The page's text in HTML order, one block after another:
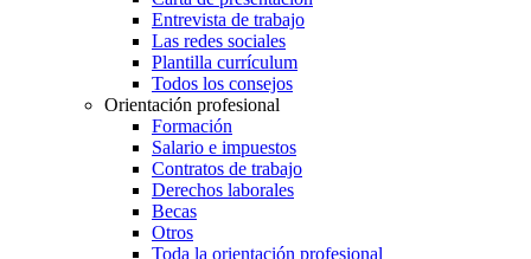
Entrevista de trabajo
Las redes sociales
Plantilla currículum
Todos los consejos
Orientación profesional
Formación
Salario e impuestos
Contratos de trabajo
Derechos laborales
Becas
Otros
Toda la orientación profesional